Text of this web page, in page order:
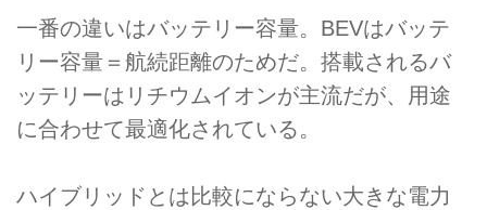
一番の違いはバッテリー容量。BEVはバッテ
リー容量＝航続距離のためだ。搭載されるバ
ッテリーはリチウムイオンが主流だが、用途
に合わせて最適化されている。
ハイブリッドとは比較にならない大きな電力